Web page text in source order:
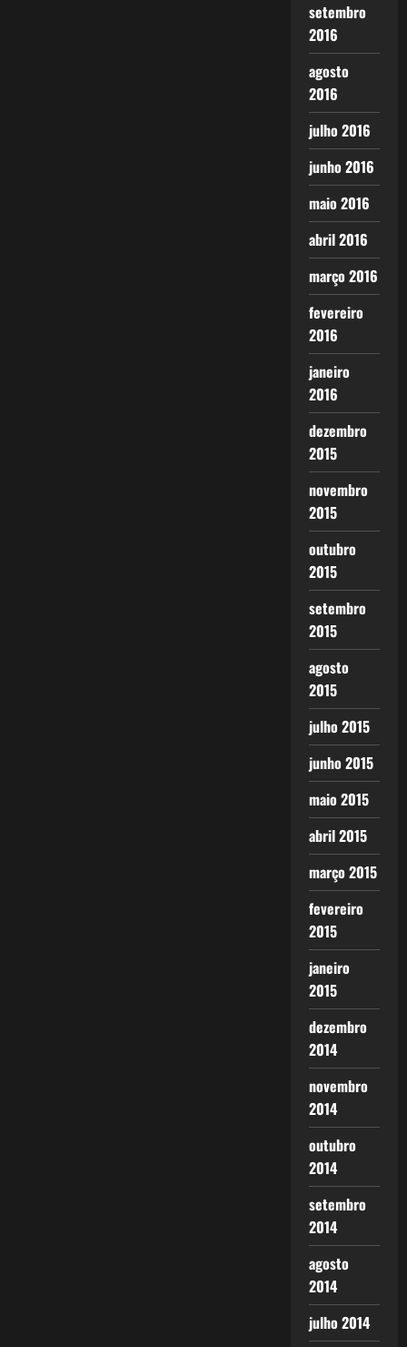
setembro
2016
agosto
2016
julho 2016
junho 2016
maio 2016
abril 2016
março 2016
fevereiro
2016
janeiro
2016
dezembro
2015
novembro
2015
outubro
2015
setembro
2015
agosto
2015
julho 2015
junho 2015
maio 2015
abril 2015
março 2015
fevereiro
2015
janeiro
2015
dezembro
2014
novembro
2014
outubro
2014
setembro
2014
agosto
2014
julho 2014